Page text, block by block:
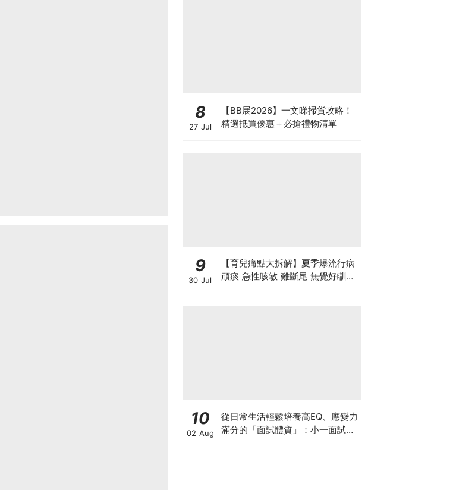
8
27 Jul
【BB展2026】一文睇掃貨攻略！
精選抵買優惠＋必搶禮物清單
9
30 Jul
【育兒痛點大拆解】夏季爆流行病
頑痰 急性咳敏 難斷尾 無覺好瞓？
10
02 Aug
從日常生活輕鬆培養高EQ、應變力
滿分的「面試體質」：小一面試最